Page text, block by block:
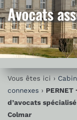
Avocats
Vous êtes ici ›
connexes ›
d’avocats
Colmar